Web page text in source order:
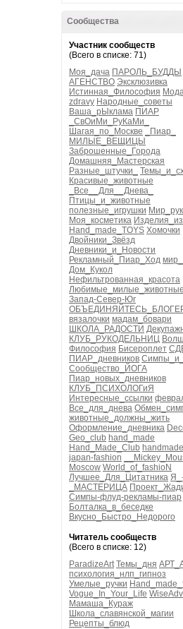
Сообщества
Участник сообществ
(Всего в списке: 71)
Моя_дача ПАРОЛЬ_БУДДЫ
АГЕНСТВО Эксклюзивка
Истинная_Философия
zdravy Народные_советы
Ваша_рЫклама ПИАР
_СвОиМи_РуКаМи_
Шагая_по_Москве
_Пиар_
МИЛЫЕ_ВЕЩИЦЫ
Заброшенные_Города
Домашняя_Мастерская
Разные_штучки_
Красивые_животные
_Все__Для__Днева_
Птицы_и_животные
полезные_игрушки
Моя_косметика
Hand_made_TOYS Хомочки
Двойники_Звёзд
Дневники_и_Новости
Рекламный_Пиар_Ход
Дом_Кукол
Нефильтрованная_красота
Любимые_милые_животные
Запад-Север-Юг
вязалочки мадам_бовари
ШКОЛА_РАДОСТИ
КЛУБ_РУКОДЕЛЬНИЦ
Философия Бисероплет
ПИАР_дневников
Сообщество_ЙОГА
Пиар_новых_дневников
КЛУБ_ПСИХОЛОГиЯ
Интересные_ссылки
Все_для_днева
животные_должны_жить
Оформление_дневника
Geo_club hand_made
Hand_Made_Club
japan-fashion
Moscow World_of_fashioN
Лучшее_Для_Цитатника
_МАСТЕРИЦА
Симпы-флуд-рекламы-пиар
Болталка_в_беседке
Вкусно_Быстро_Недорого
Читатель сообществ
(Всего в списке: 12)
ParadizeArt Темы_дня
психология_нлп_гипноз
Умелые_ручки
Vogue_In_Your_Life
Мамаша_Кураж
Школа_славянской_магии
Рецепты_блюд